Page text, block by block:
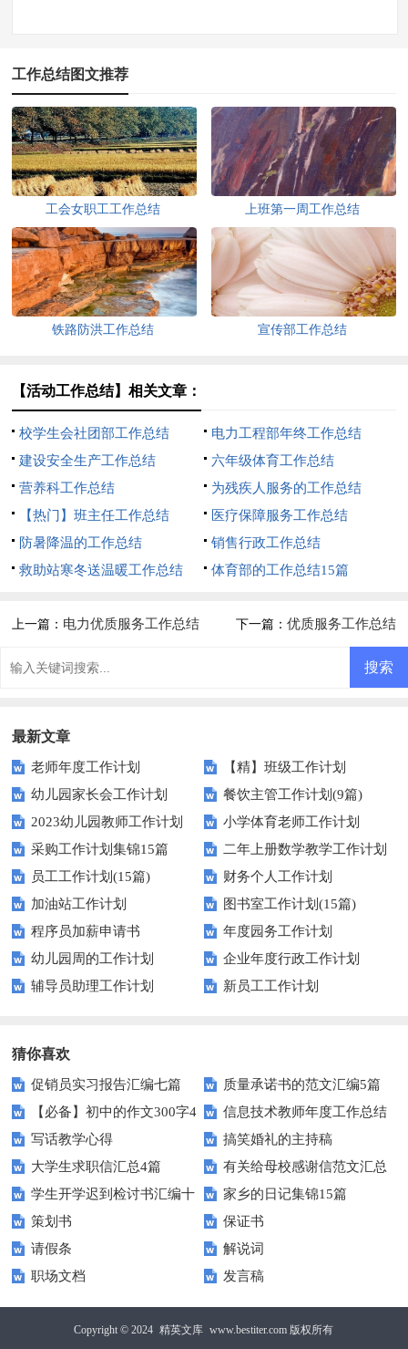
工作总结图文推荐
工会女职工工作总结 上班第一周工作总结
铁路防洪工作总结 宣传部工作总结
【活动工作总结】相关文章：
校学生会社团部工作总结
电力工程部年终工作总结
建设安全生产工作总结
六年级体育工作总结
营养科工作总结
为残疾人服务的工作总结
【热门】班主任工作总结
医疗保障服务工作总结
防暑降温的工作总结
销售行政工作总结
救助站寒冬送温暖工作总结
体育部的工作总结15篇
上一篇： 电力优质服务工作总结 下一篇： 优质服务工作总结
最新文章
老师年度工作计划
【精】班级工作计划
幼儿园家长会工作计划
餐饮主管工作计划(9篇)
2023幼儿园教师工作计划
小学体育老师工作计划
采购工作计划集锦15篇
二年上册数学教学工作计划
15篇
员工工作计划(15篇)
财务个人工作计划
加油站工作计划
图书室工作计划(15篇)
程序员加薪申请书
年度园务工作计划
幼儿园周的工作计划
企业年度行政工作计划
辅导员助理工作计划
新员工工作计划
猜你喜欢
促销员实习报告汇编七篇
质量承诺书的范文汇编5篇
【必备】初中的作文300字4
篇
信息技术教师年度工作总结
写话教学心得
搞笑婚礼的主持稿
大学生求职信汇总4篇
有关给母校感谢信范文汇总
九篇
学生开学迟到检讨书汇编十
篇
家乡的日记集锦15篇
策划书
保证书
请假条
解说词
职场文档
发言稿
Copyright © 2024 精英文库 www.bestiter.com 版权所有